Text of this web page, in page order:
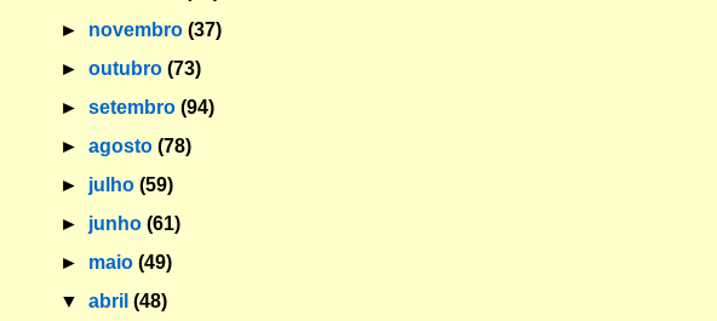
► novembro(37)
►outubro(73)
►setembro(94)
►agosto(78)
► julho(59)
► junho(61)
► maio(49)
▼abril(48)